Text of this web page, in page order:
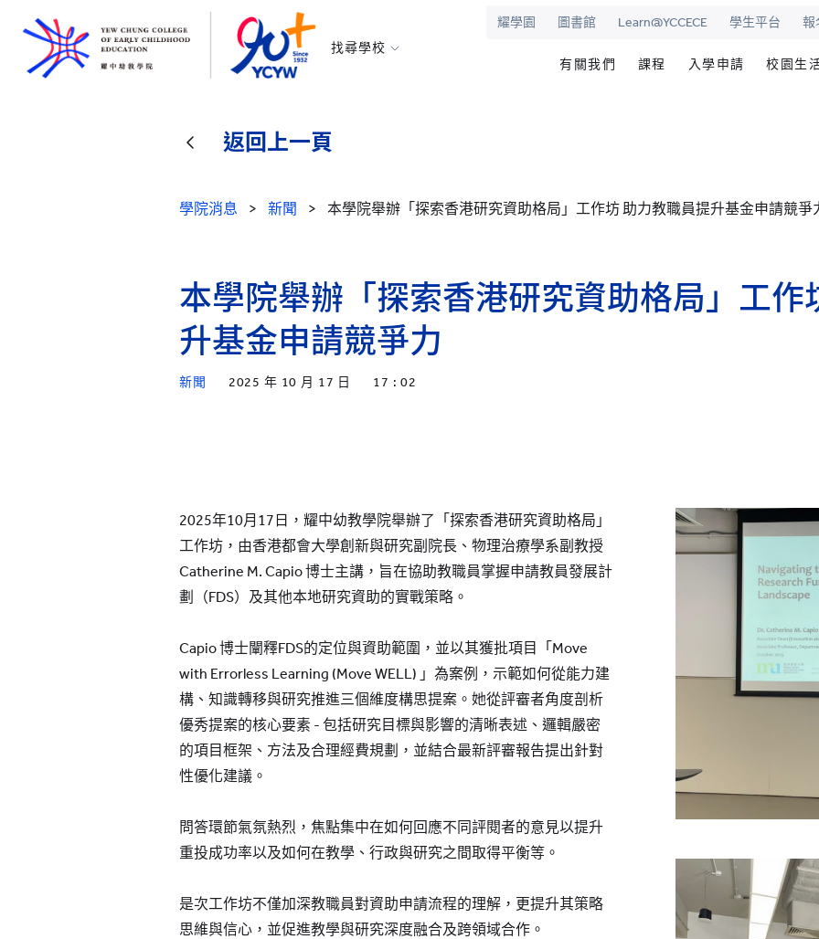
找尋學校
耀學園 圖書館 Learn@YCCECE 學生平台 報
有關我們
願景和使命
領導團隊
傑出人士
課程
耀中耀華明師計劃
報名網站
入學申請
内地生入學
報名
校園生
學
準
學
返回上一頁
學院消息 > 新聞 > 本學院舉辦「探索香港研究資助格局」工作坊 助力教職員提升基金申請競爭
本學院舉辦「探索香港研究資助格局」工作
升基金申請競爭力
新聞 2025 年 10 月 17 日 17 : 02
2025年10月17日，耀中幼教學院舉辦了「探索香港研究資助格局」
工作坊，由香港都會大學創新與研究副院長、物理治療學系副教授
Catherine M. Capio 博士主講，旨在協助教職員掌握申請教員發展計
劃（FDS）及其他本地研究資助的實戰策略。
Capio 博士闡釋FDS的定位與資助範圍，並以其獲批項目「Move
with Errorless Learning (Move WELL) 」為案例，示範如何從能力建
構、知識轉移與研究推進三個維度構思提案。她從評審者角度剖析
優秀提案的核心要素 - 包括研究目標與影響的清晰表述、邏輯嚴密
的項目框架、方法及合理經費規劃，並結合最新評審報告提出針對
性優化建議。
問答環節氣氛熱烈，焦點集中在如何回應不同評閱者的意見以提升
重投成功率以及如何在教學、行政與研究之間取得平衡等。
是次工作坊不僅加深教職員對資助申請流程的理解，更提升其策略
思維與信心，並促進教學與研究深度融合及跨領域合作。